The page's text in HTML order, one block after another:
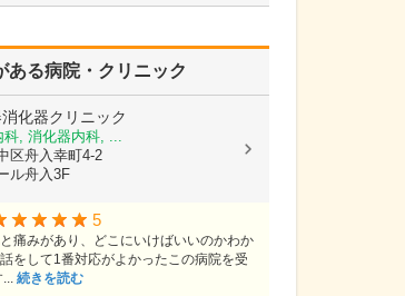
ある病院・クリニック
化器クリニック
科, 消化器内科, ...
区舟入幸町4-2
ル舟入3F
5
痛みがあり、どこにいけばいいのかわか
をして1番対応がよかったこの病院を受
... 続きを読む